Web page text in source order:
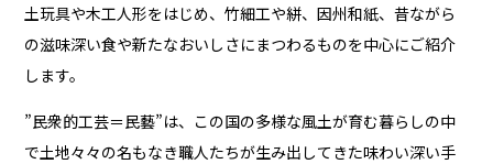
土玩具や木工人形をはじめ、竹細工や絣、因州和紙、昔ながら
の滋味深い食や新たなおいしさにまつわるものを中心にご紹介
します。
”民衆的工芸＝民藝”は、この国の多様な風土が育む暮らしの中
で土地々々の名もなき職人たちが生み出してきた味わい深い手